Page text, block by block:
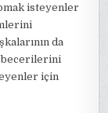
isteyenler
da
becerilerini
için